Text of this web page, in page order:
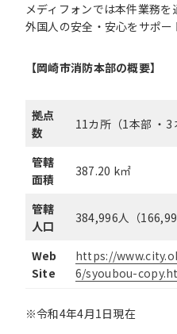
メディフォンでは本件業務
外国人の安全・安心をサポー
【岡崎市消防本部の概要】
拠点
数
11カ所（1本部 ・3
管轄
面積
387.20 k㎡
管轄
人口
384,996人（
Web
Site
https://
6/syoubou-
※令和4年4月1日現在